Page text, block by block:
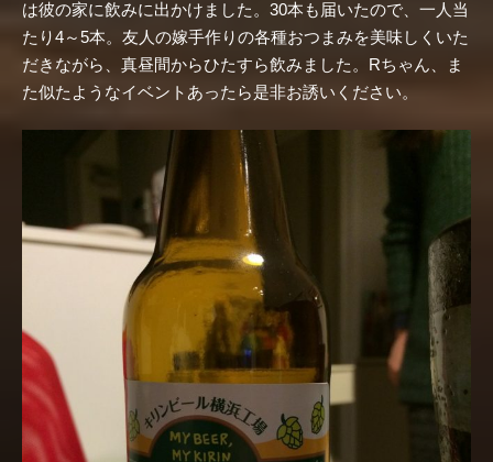
は彼の家に飲みに出かけました。30本も届いたので、一人当
たり4～5本。友人の嫁手作りの各種おつまみを美味しくいた
だきながら、真昼間からひたすら飲みました。Rちゃん、ま
た似たようなイベントあったら是非お誘いください。